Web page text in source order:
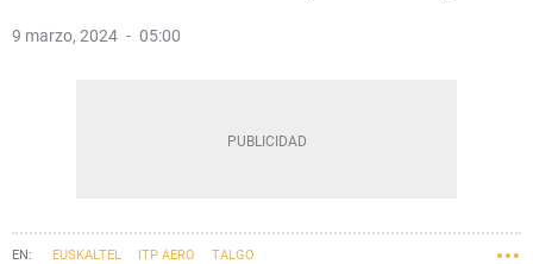
9 marzo, 2024 05:00
EUSKALTEL ITP AERO TALGO